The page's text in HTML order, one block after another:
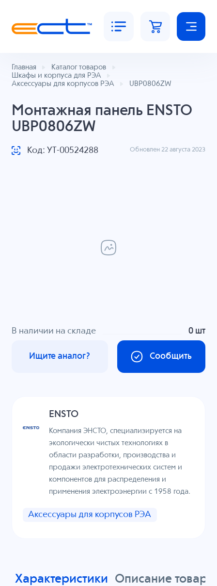
Главная
Каталог товаров
Шкафы и корпуса для РЭА
Аксессуары для корпусов РЭА
UBP0806ZW
Монтажная панель ENSTO
UBP0806ZW
Код: УТ-00524288 Обновлен 22 августа 2023
В наличии на складе 0 шт
Сообщить
Ищите аналог?
ENSTO
Компания ЭНСТО, специализируется на
экологически чистых технологиях в
области разработки, производства и
продажи электротехнических систем и
компонентов для распределения и
применения электроэнергии с 1958 года.
Аксессуары для корпусов РЭА
Характеристики Описание товара